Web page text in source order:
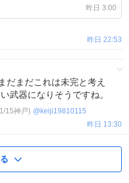
②この投稿をリポスト
シーズンの注目ポイント」
用ポストすると当選確率
昨日 3:00
昨日 22:53
だまだこれは未完と考え
武器になりそうですね。
15神戸) @ keiji19810115
昨日 13:30